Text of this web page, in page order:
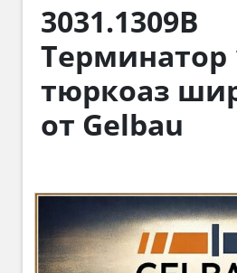
3031.1309B
Терминатор
тюркоаз
от Gelbau